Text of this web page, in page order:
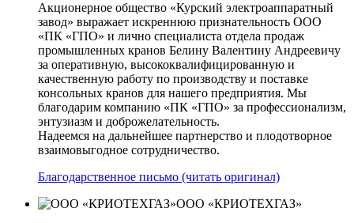
Акционерное общество «Курский электроаппаратный
завод» выражает искреннюю признательность ООО
«ПК «ГПО» и лично специалиста отдела продаж
промышленных кранов Белину Валентину Андреевичу
за оперативную, высококвалифицированную и
качественную работу по производству и поставке
консольных кранов для нашего предприятия. Мы
благодарим компанию «ПК «ГПО» за профессионализм,
энтузиазм и доброжелательность.
Надеемся на дальнейшее партнерство и плодотворное
взаимовыгодное сотрудничество.
Благодарственное письмо (читать оригинал)
ООО «КРИОТЕХГАЗ»